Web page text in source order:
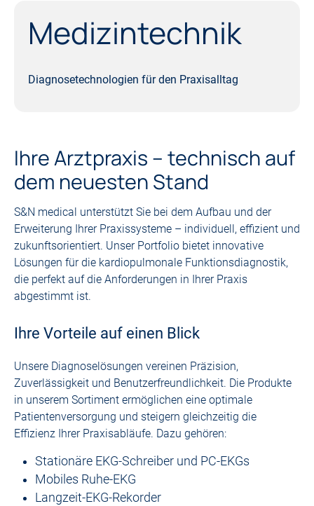
Medizin­technik
Diagnosetechnologien für den Praxisalltag
Ihre Arztpraxis – technisch auf
dem neuesten Stand
S&N medical unterstützt Sie bei dem Aufbau und der
Erweiterung Ihrer Praxissysteme – individuell, effizient und
zukunftsorientiert. Unser Portfolio bietet innovative
Lösungen für die kardiopulmonale Funktionsdiagnostik,
die perfekt auf die Anforderungen in Ihrer Praxis
abgestimmt ist.
Ihre Vorteile auf einen Blick
Unsere Diagnoselösungen vereinen Präzision,
Zuverlässigkeit und Benutzerfreundlichkeit. Die Produkte
in unserem Sortiment ermöglichen eine optimale
Patientenversorgung und steigern gleichzeitig die
Effizienz Ihrer Praxisabläufe. Dazu gehören:
Stationäre EKG-Schreiber und PC-EKGs
Mobiles Ruhe-EKG
Langzeit-EKG-Rekorder